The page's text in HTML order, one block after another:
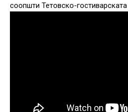
соопшти Тетовско-гостиварската